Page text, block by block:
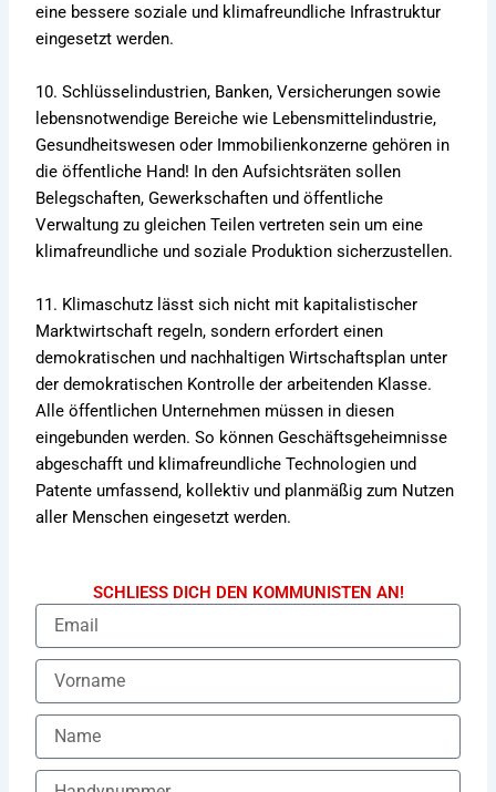
eine bessere soziale und klimafreundliche Infrastruktur
eingesetzt werden.
10. Schlüsselindustrien, Banken, Versicherungen sowie
lebensnotwendige Bereiche wie Lebensmittelindustrie,
Gesundheitswesen oder Immobilienkonzerne gehören in
die öffentliche Hand! In den Aufsichtsräten sollen
Belegschaften, Gewerkschaften und öffentliche
Verwaltung zu gleichen Teilen vertreten sein um eine
klimafreundliche und soziale Produktion sicherzustellen.
11. Klimaschutz lässt sich nicht mit kapitalistischer
Marktwirtschaft regeln, sondern erfordert einen
demokratischen und nachhaltigen Wirtschaftsplan unter
der demokratischen Kontrolle der arbeitenden Klasse.
Alle öffentlichen Unternehmen müssen in diesen
eingebunden werden. So können Geschäftsgeheimnisse
abgeschafft und klimafreundliche Technologien und
Patente umfassend, kollektiv und planmäßig zum Nutzen
aller Menschen eingesetzt werden.
SCHLIESS DICH DEN KOMMUNISTEN AN!